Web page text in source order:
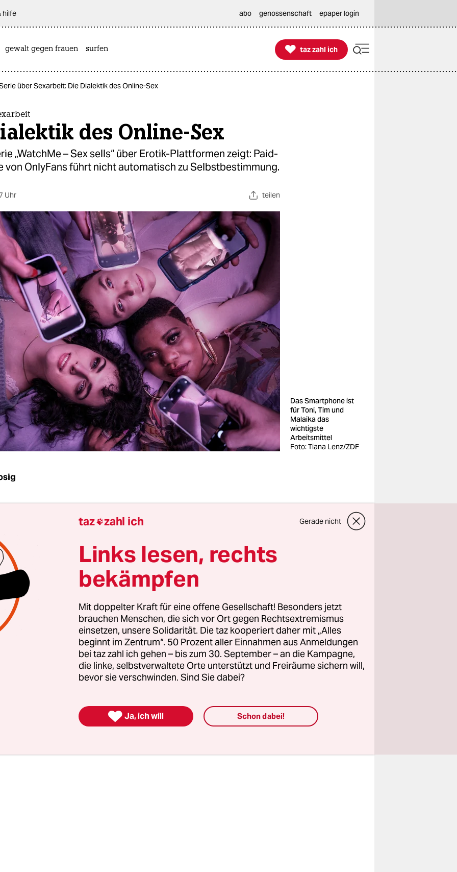
hilfe abo genossenschaft epaper login
gewalt gegen frauen surfen 
taz zahl ich
taz zahl ich
über Sexarbeit: Die Dialektik des Online-Sex
des Online-Sex
„WatchMe – Sex sells“ über Erotik-Plattformen zeigt: Paid-
von OnlyFans führt nicht automatisch zu Selbstbestimmung.
Uhr teilen
Das Smartphone ist
für Toni, Tim und
Malaika das
wichtigste
Arbeitsmittel
Foto: Tiana Lenz/ZDF
einen beachtlichen Teil ihres Einkommens damit
und die Rapperin Katja Krasavice hat ihr sogar einen Song
der Social-Media-PlattformOnlyFans, auf der vorrangig
gegen Bezahlung angeboten werden.
das Phänomen in seiner sechsteiligen Serie „WatchMe –
„Nie war es so leicht, erotische Bilder und Videos selbst
hochzuladen und mit anderen zu teilen“, heißt es im
„
Sexarbeit, so ein Standpunkt, würde dadurch
da selbstbestimmter. Doch ist das wirklich so
taz zahl ich Gerade nicht
Links lesen, rechts
bekämpfen
Mit doppelter Kraft für eine offene Gesellschaft! Besonders jetzt
brauchen Menschen, die sich vor Ort gegen Rechtsextremismus
einsetzen, unsere Solidarität. Die taz kooperiert daher mit „Alles
beginnt im Zentrum“. 50 Prozent aller Einnahmen aus Anmeldungen
bei taz zahl ich gehen – bis zum 30. September – an die Kampagne,
die linke, selbstverwaltete Orte unterstützt und Freiräume sichern will,
bevor sie verschwinden. Sind Sie dabei?
 Ja, ich will Schon dabei!